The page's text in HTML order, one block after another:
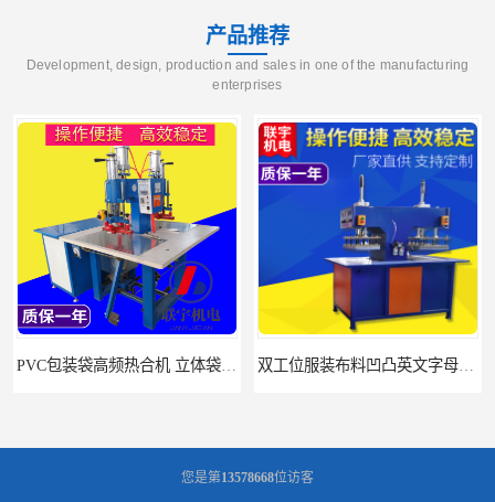
产品推荐
Development, design, production and sales in one of the manufacturing
enterprises
PVC包装袋高频热合机 立体袋焊接机 找联宇生产厂家 双工位服装布料凹凸英文字母压字机找联宇制造厂
您是第13578668位访客